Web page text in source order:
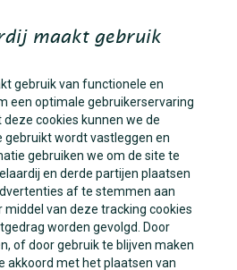
maakt gebruik
gebruik van functionele en
een optimale gebruikerservaring
cookies kunnen we de
gebruikt wordt vastleggen en
gebruiken we om de site te
en derde partijen plaatsen
af te stemmen aan
middel van deze tracking cookies
worden gevolgd. Door
of door gebruik te blijven maken
akkoord met het plaatsen van